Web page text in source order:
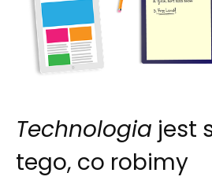
Technologia jest
tego, co robimy